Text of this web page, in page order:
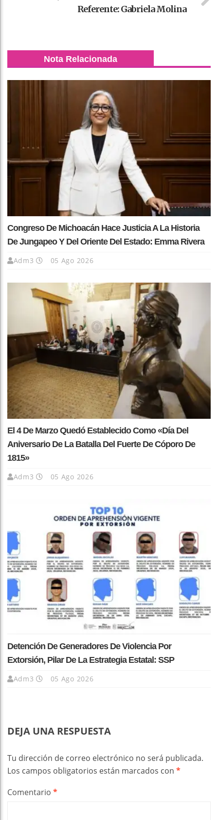
Referente: Gabriela Molina
Nota Relacionada
Congreso De Michoacán Hace Justicia A La Historia
De Jungapeo Y Del Oriente Del Estado: Emma Rivera
Adm3 05 Ago 2026
El 4 De Marzo Quedó Establecido Como «Día Del
Aniversario De La Batalla Del Fuerte De Cóporo De
1815»
Adm3 05 Ago 2026
Detención De Generadores De Violencia Por
Extorsión, Pilar De La Estrategia Estatal: SSP
Adm3 05 Ago 2026
DEJA UNA RESPUESTA
Tu dirección de correo electrónico no será publicada.
Los campos obligatorios están marcados con *
Comentario *